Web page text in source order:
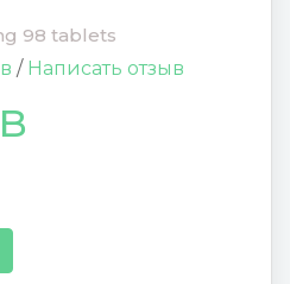
98 tablets
/ Написать отзыв